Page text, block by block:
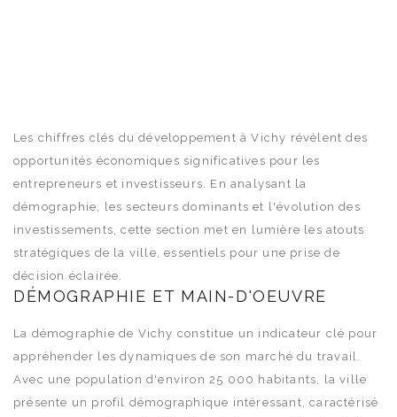
Les chiffres clés du développement à Vichy révèlent des
opportunités économiques significatives pour les
entrepreneurs et investisseurs. En analysant la
démographie, les secteurs dominants et l'évolution des
investissements, cette section met en lumière les atouts
stratégiques de la ville, essentiels pour une prise de
décision éclairée.
DÉMOGRAPHIE ET MAIN-D'OEUVRE
La démographie de Vichy constitue un indicateur clé pour
appréhender les dynamiques de son marché du travail.
Avec une population d'environ 25 000 habitants, la ville
présente un profil démographique intéressant, caractérisé